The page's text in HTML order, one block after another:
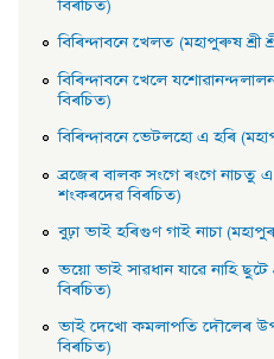
বিৰচিত)
বিৰিন্দাবনে খেলত (মহাপুৰুষ শ্ৰী
বিৰিন্দাবনে খেলে
বিৰচিত)
বিৰিন্দাবনে ভেটলহাে এ হৰি
ব্ৰজেৰ বালক সংগে ৰংগে নাচতু এ
শংকৰদেৱ বিৰচিত)
বুঢ়া ভাই হৰিগুণ গাই নাচা
ভয়াে ভাই সাৱধান যাৱে নাহি
বিৰচিত)
ভাই দেখাে কমলাপতি দৌলেৰ
বিৰচিত)